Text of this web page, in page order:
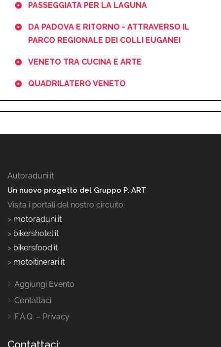
PASSEGGIATA PER LA LAGUNA
DA PADOVA E RITORNO - ATTRAVERSO IL
PARCO REGIONALE DEI COLLI EUGANEI
VENETO TRA CUCINA E ARTE
QUADRILATERO VENETO
Autoraduni.it
Un nuovo progetto del Gruppo P. ART
Visita i portali del nostro circuito:
> motoraduni.it
> bikershotel.it
> bikersfood.it
> motoitinerari.it
Aggiungi Evento
Contattaci
F.A.Q. – Privacy
Contattaci: